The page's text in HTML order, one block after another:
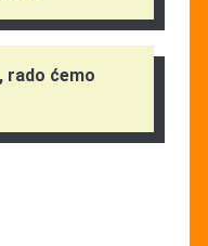
rado ćemo